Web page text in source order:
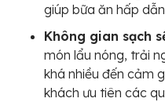
giúp bữa ăn hấp
Không gian sạch
món lẩu nóng, trải
khá nhiều đến cảm
khách ưu tiên các